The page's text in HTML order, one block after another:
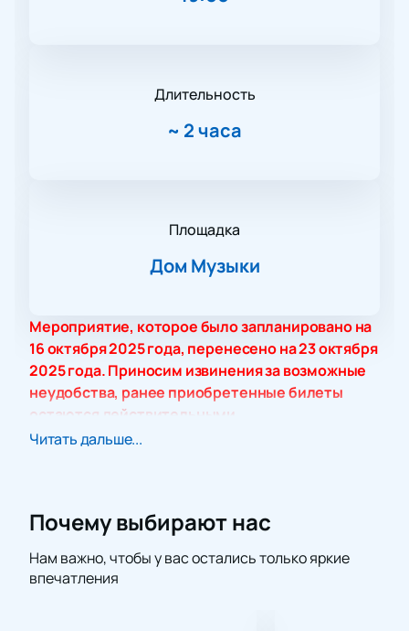
Длительность
~ 2 часа
Площадка
Дом Музыки
Мероприятие, которое было запланировано на
16 октября 2025 года, перенесено на 23 октября
2025 года. Приносим извинения за возможные
неудобства, ранее приобретенные билеты
остаются действительными.
Обратите внимание! Данные документа,
корректное заполнение всех полей. Не
Приглашаем вас на незабываемый вечер в Дом
музыки, где состоится концерт Nella Musica
Читать дальше...
Почему выбирают нас
Нам важно, чтобы у вас остались только яркие
впечатления